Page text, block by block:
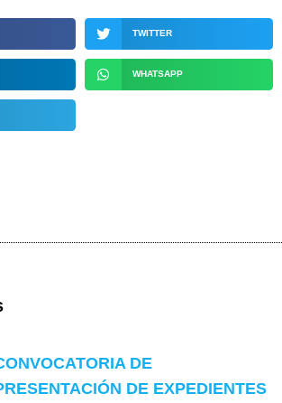
TWITTER
WHATSAPP
DE
DE EXPEDIENTES